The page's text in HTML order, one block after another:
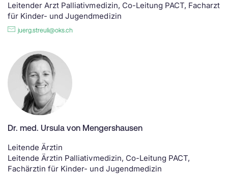
Leitender Arzt Palliativmedizin, Co-Leitung PACT, Facharzt
für Kinder- und Jugendmedizin
juerg.streuli@oks.ch
Dr. med. Ursula von Mengershausen
Leitende Ärztin
Leitende Ärztin Palliativmedizin, Co-Leitung PACT,
Fachärztin für Kinder- und Jugendmedizin